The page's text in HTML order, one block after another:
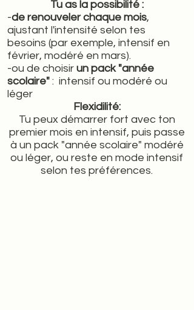
Tu as la possibilité :
-de renouveler chaque mois,
ajustant l'intensité selon tes
besoins (par exemple, intensif en
février, modéré en mars).
-ou de choisir un pack "année
scolaire" : intensif ou modéré ou
léger
Flexidilité:
Tu peux démarrer fort avec ton
premier mois en intensif, puis passe
à un pack "année scolaire" modéré
ou léger, ou reste en mode intensif
selon tes préférences.